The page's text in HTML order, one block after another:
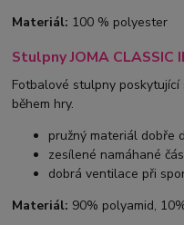
Materiál: 100 % polyester
Stulpny JOMA CLASSIC
Fotbalové stulpny
během hry.
pružný materiál dobře
zesílené namáhané
dobrá ventilace při
Materiál: 90% polyamid,